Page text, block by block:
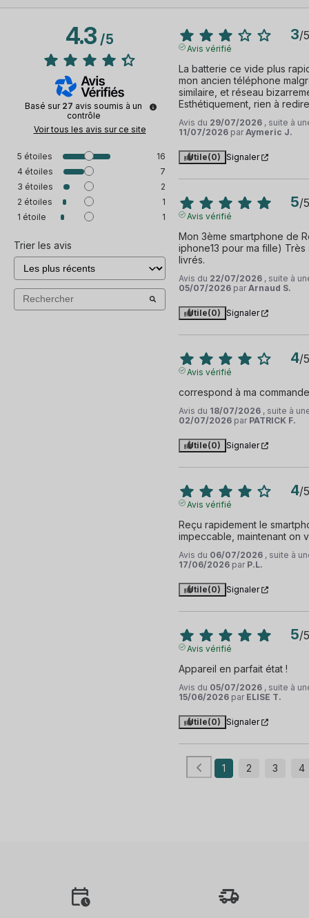
4.3/5
Basé sur 27 avis soumis à un
contrôle
Voir tous les avis sur ce site
5 étoiles
16
4 étoiles
7
3 étoiles
2
2 étoiles
1
1 étoile 1
Trier les avis
3/5
Avis vérifié
La batterie ce vide plus
mon ancien téléphone
similaire, et réseau
Esthétiquement, rien à
Avis du 29/07/2026 , suite à
11/07/2026 par Aymeric J.
Utile(0) Signaler
5/5
Avis vérifié
Mon 3ème smartphone de
iphone13 pour ma fille)
livrés.
Avis du 22/07/2026 , suite à
05/07/2026 par Arnaud S.
Utile(0) Signaler
4/5
Avis vérifié
correspond à ma commande
Avis du 18/07/2026 , suite à
02/07/2026 par PATRICK F.
Utile(0) Signaler
4/5
Avis vérifié
Reçu rapidement le
impeccable, maintenant on
Avis du 06/07/2026 , suite à
17/06/2026 par P.L.
Utile(0) Signaler
5/5
Avis vérifié
Appareil en parfait état !
Avis du 05/07/2026 , suite à
15/06/2026 par ELISE T.
Utile(0) Signaler
1 2 3 4